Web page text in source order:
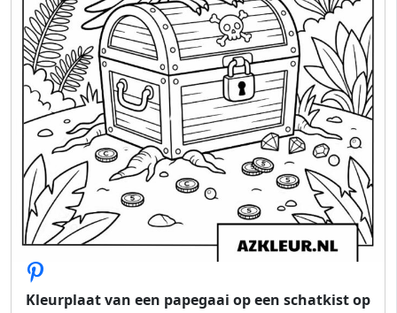
Kleurplaat van een papegaai op een schatkist op